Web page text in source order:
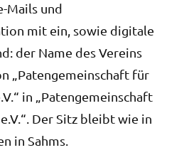
Mails und
mit ein, sowie digitale
der Name des Vereins
„Patengemeinschaft für
in „Patengemeinschaft
Der Sitz bleibt wie in
in Sahms.